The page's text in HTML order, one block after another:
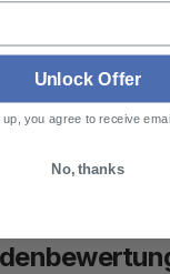
Unlock Offer
up, you agree to receive
No, thanks